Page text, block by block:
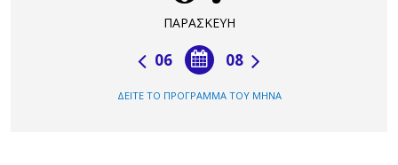
ΠΑΡΑΣΚΕΥΗ
08
06
ΔΕΙΤΕ ΤΟ ΠΡΟΓΡΑΜΜΑ ΤΟΥ ΜΗΝΑ